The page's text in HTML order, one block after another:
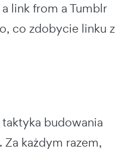
link from a Tumblr
co zdobycie linku z
budowania
Za każdym razem,